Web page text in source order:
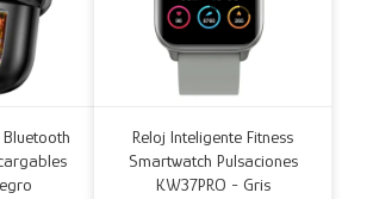
Reloj Inteligente Fitness
Smartwatch Pulsaciones
KW37PRO - Gris